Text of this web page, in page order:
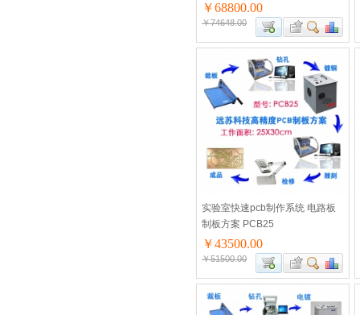
￥68800.00
￥74648.00
实验室快速pcb制作系统 电路板
制板方案 PCB25
￥43500.00
￥51500.00